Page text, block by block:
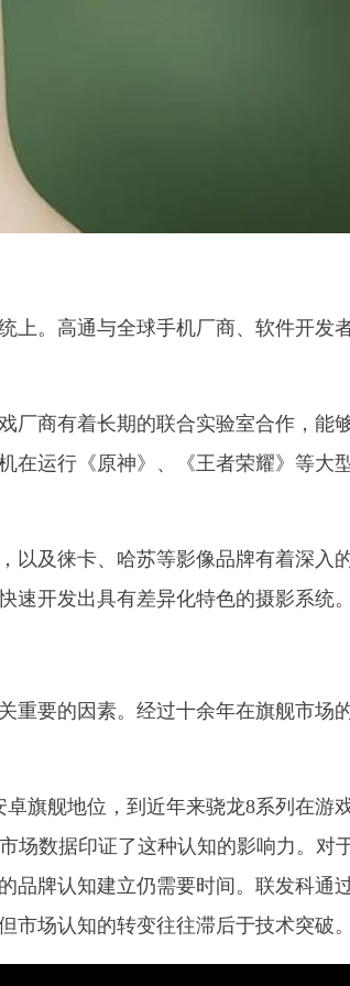
。高通与全球手机厂商、软件开发者
厂商有着长期的联合实验室合作，能
在运行《原神》、《王者荣耀》等大
以及徕卡、哈苏等影像品牌有着深入
开发出具有差异化特色的摄影系统。
重要的因素。经过十余年在旗舰市场
旗舰地位，到近年来骁龙8系列在游戏
场数据印证了这种认知的影响力。对
品牌认知建立仍需要时间。联发科通
市场认知的转变往往滞后于技术突破。